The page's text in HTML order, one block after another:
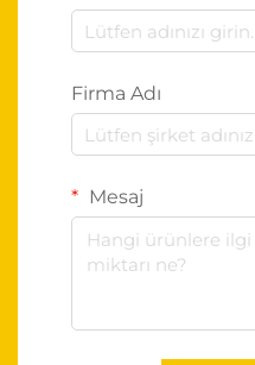
Firma Adı
Mesaj